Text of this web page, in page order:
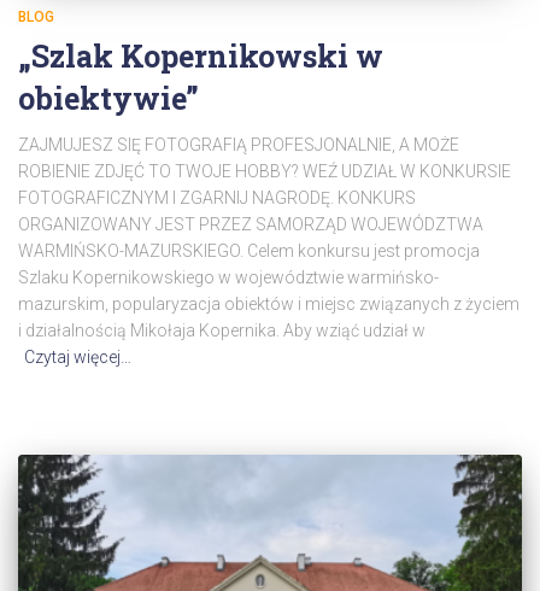
BLOG
„Szlak Kopernikowski w
obiektywie”
ZAJMUJESZ SIĘ FOTOGRAFIĄ PROFESJONALNIE, A MOŻE
ROBIENIE ZDJĘĆ TO TWOJE HOBBY? WEŹ UDZIAŁ W KONKURSIE
FOTOGRAFICZNYM I ZGARNIJ NAGRODĘ. KONKURS
ORGANIZOWANY JEST PRZEZ SAMORZĄD WOJEWÓDZTWA
WARMIŃSKO-MAZURSKIEGO. Celem konkursu jest promocja
Szlaku Kopernikowskiego w województwie warmińsko-
mazurskim, popularyzacja obiektów i miejsc związanych z życiem
i działalnością Mikołaja Kopernika. Aby wziąć udział w
Czytaj więcej…